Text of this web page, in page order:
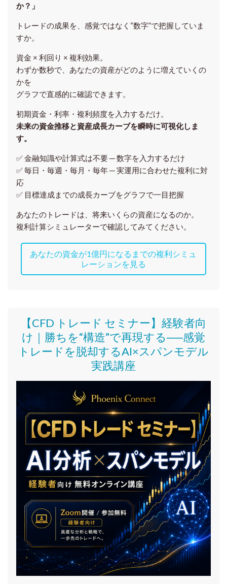
か？」
トレードの成果を、感覚ではなく“数字”で把握していま
すか。
資金 × 利回り × 複利効果。
わずか数秒で、あなたの資産がどのように増えていくの
かを
グラフで直感的に確認できます。
初期資金・利率・複利頻度を入力するだけ。
未来の資金推移と資産成長カーブを瞬時に可視化しま
す。
✅ 金融知識や計算式は不要 ─ 数字を入力するだけ
✅ 毎日・毎週・毎月・毎年 ─ 実運用に合わせた複利に対
応
✅ 目標達成までの成長カーブをグラフで一目把握
あなたのトレードは、将来いくらの資産になるのか。
複利計算シミュレーターで確認してみてください。
あなたの資金が1億円になるまでの複利シミュ
レーションを見る
【CFD トレード セミナー】 経験者向
け｜ 勝ちを“構造”で再現する──感覚
トレードを脱却するAI×スパンモデル
実践講座